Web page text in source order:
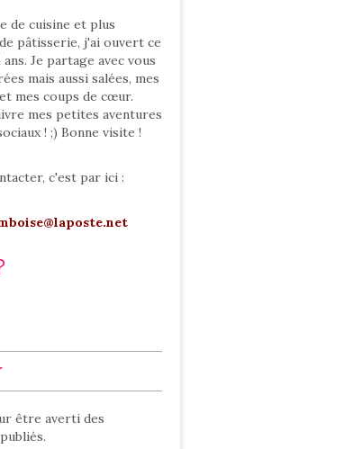
de cuisine et plus
pâtisserie, j'ai ouvert ce
Je partage avec vous
mais aussi salées, mes
mes coups de cœur.
mes petites aventures
! ;) Bonne visite !
c'est par ici :
être averti des